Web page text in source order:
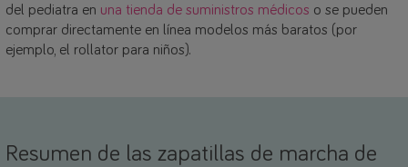
del pediatra en una tienda de suministros médicos o se pueden
comprar directamente en línea modelos más baratos (por
ejemplo, el rollator para niños).
Resumen de las zapatillas de marcha de